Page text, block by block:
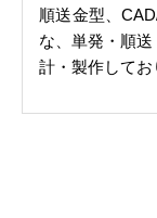
順送金型、
な、単発・順
計・製作してお